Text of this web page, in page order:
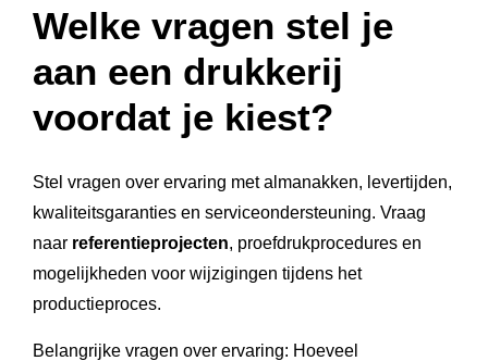
Welke vragen stel je
aan een drukkerij
voordat je kiest?
Stel vragen over ervaring met almanakken, levertijden,
kwaliteitsgaranties en serviceondersteuning. Vraag
naar referentieprojecten, proefdrukprocedures en
mogelijkheden voor wijzigingen tijdens het
productieproces.
Belangrijke vragen over ervaring: Hoeveel